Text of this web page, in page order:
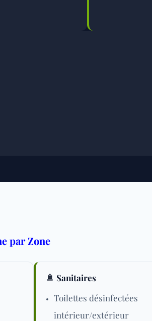
par Zone
🚿 Sanitaires
Toilettes désinfectées
intérieur/extérieur